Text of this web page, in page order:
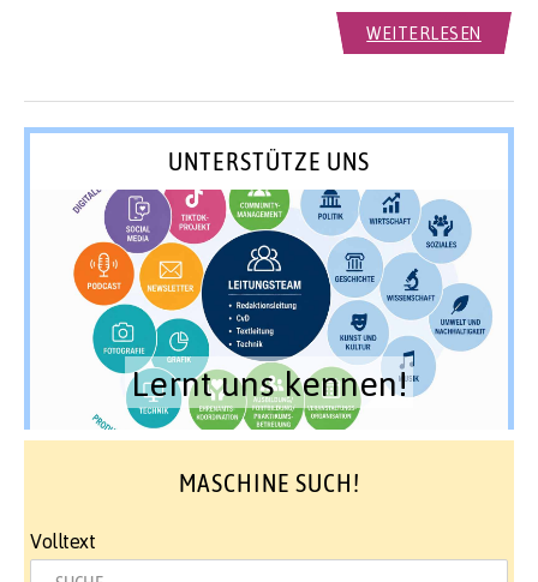
WEITERLESEN
UNTERSTÜTZE UNS
Lernt uns kennen!
MASCHINE SUCH!
Volltext